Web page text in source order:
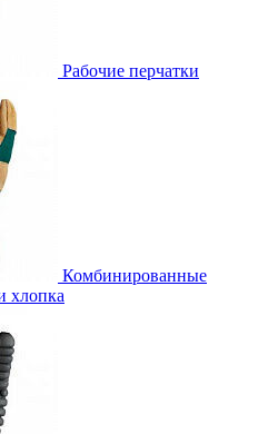
Рабочие перчатки
Комбинированные
хлопка